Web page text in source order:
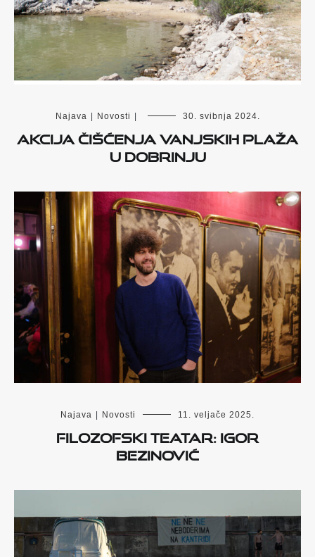
Najava Novosti 30. svibnja 2024.
Akcija čišćenja vanjskih plaža
u Dobrinju
Najava Novosti 11. veljače 2025.
Filozofski teatar: Igor
Bezinović